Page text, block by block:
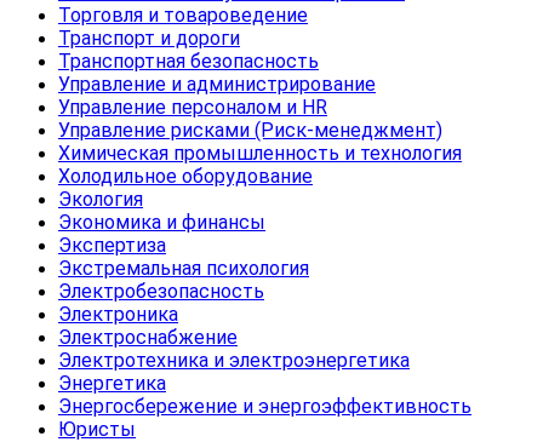
Торговля и товароведение
Транспорт и дороги
Транспортная безопасность
Управление и администрирование
Управление персоналом и HR
Управление рисками (Риск-менеджмент)
Химическая промышленность и технология
Холодильное оборудование
Экология
Экономика и финансы
Экспертиза
Экстремальная психология
Электробезопасность
Электроника
Электроснабжение
Электротехника и электроэнергетика
Энергетика
Энергосбережение и энергоэффективность
Юристы